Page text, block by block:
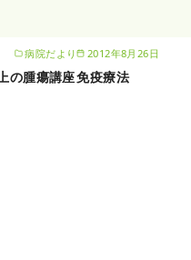
病院だより
の腫瘍講座
2012年8月26日
免疫療法